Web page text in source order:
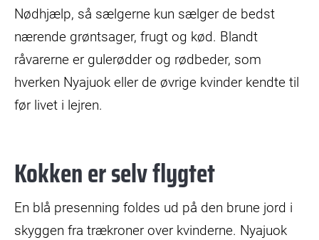
Nødhjælp, så sælgerne kun sælger de bedst
nærende grøntsager, frugt og kød. Blandt
råvarerne er gulerødder og rødbeder, som
hverken Nyajuok eller de øvrige kvinder kendte til
før livet i lejren.
Kokken er selv flygtet
En blå presenning foldes ud på den brune jord i
skyggen fra trækroner over kvinderne. Nyajuok